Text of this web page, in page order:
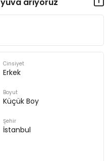
Cinsiyet
Erkek
Boyut
Küçük Boy
Şehir
İstanbul